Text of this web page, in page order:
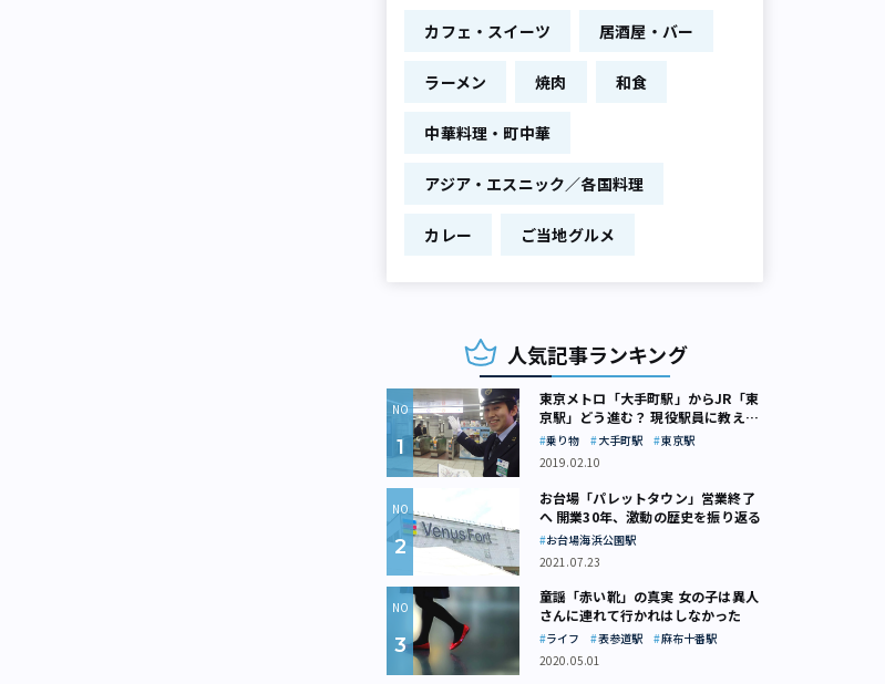
カフェ・スイーツ 居酒屋・バー
ラーメン 焼肉 和食
中華料理・町中華
アジア・エスニック／各国料理
カレー ご当地グルメ
人気記事ランキング
東京メトロ「大手町駅」からJR「東
京駅」どう進む？ 現役駅員に教えて
もらいました
乗り物 大手町駅
東京駅
2019.02.10
お台場「パレットタウン」営業終了
へ 開業30年、激動の歴史を振り返る
お台場海浜公園駅
2021.07.23
童謡「赤い靴」の真実 女の子は異人
さんに連れて行かれはしなかった
ライフ 表参道駅
麻布十番駅
2020.05.01